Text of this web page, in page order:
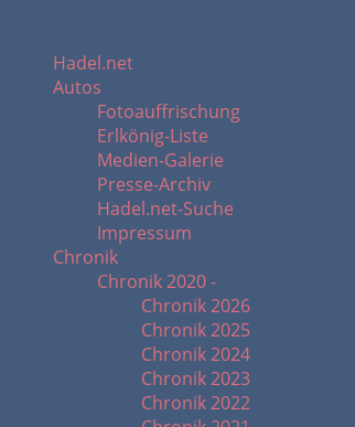
Hadel.net
Autos
Fotoauffrischung
Erlkönig-Liste
Medien-Galerie
Presse-Archiv
Hadel.net-Suche
Impressum
Chronik
Chronik 2020 -
Chronik 2026
Chronik 2025
Chronik 2024
Chronik 2023
Chronik 2022